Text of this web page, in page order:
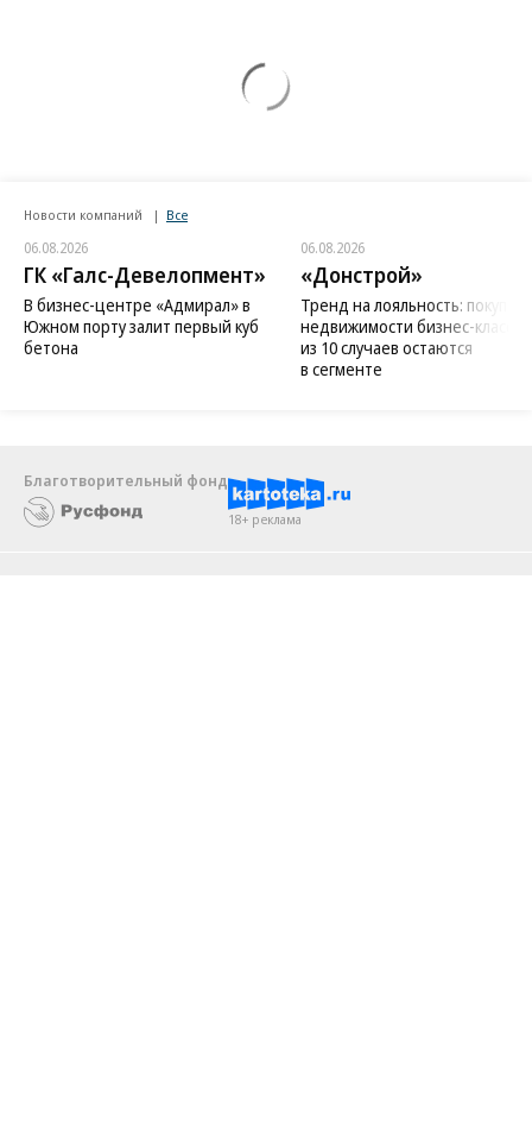
Новости компаний Все
06.08.2026
ГК «Галс-Девелопмент»
В бизнес-центре «Адмирал» в
Южном порту залит первый куб
бетона
06.08.2026
«Донстрой»
Тренд на лояльность:
недвижимости бизнес-класса
из 10 случаев остаются
в сегменте
Благотворительный фонд
18+ реклама